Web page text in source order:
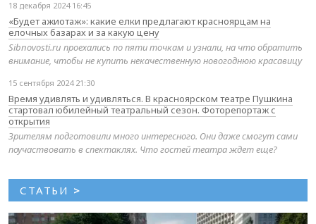
18 декабря 2024 16:45
«Будет ажиотаж»: какие елки предлагают красноярцам на
елочных базарах и за какую цену
Sibnovosti.ru проехались по пяти точкам и узнали, на что обратить
внимание, чтобы не купить некачественную новогоднюю красавицу
15 сентября 2024 21:30
Время удивлять и удивляться. В красноярском театре Пушкина
стартовал юбилейный театральный сезон. Фоторепортаж с
открытия
Зрителям подготовили много интересного. Они даже смогут сами
поучаствовать в спектаклях. Что гостей театра ждет еще?
СТАТЬИ >